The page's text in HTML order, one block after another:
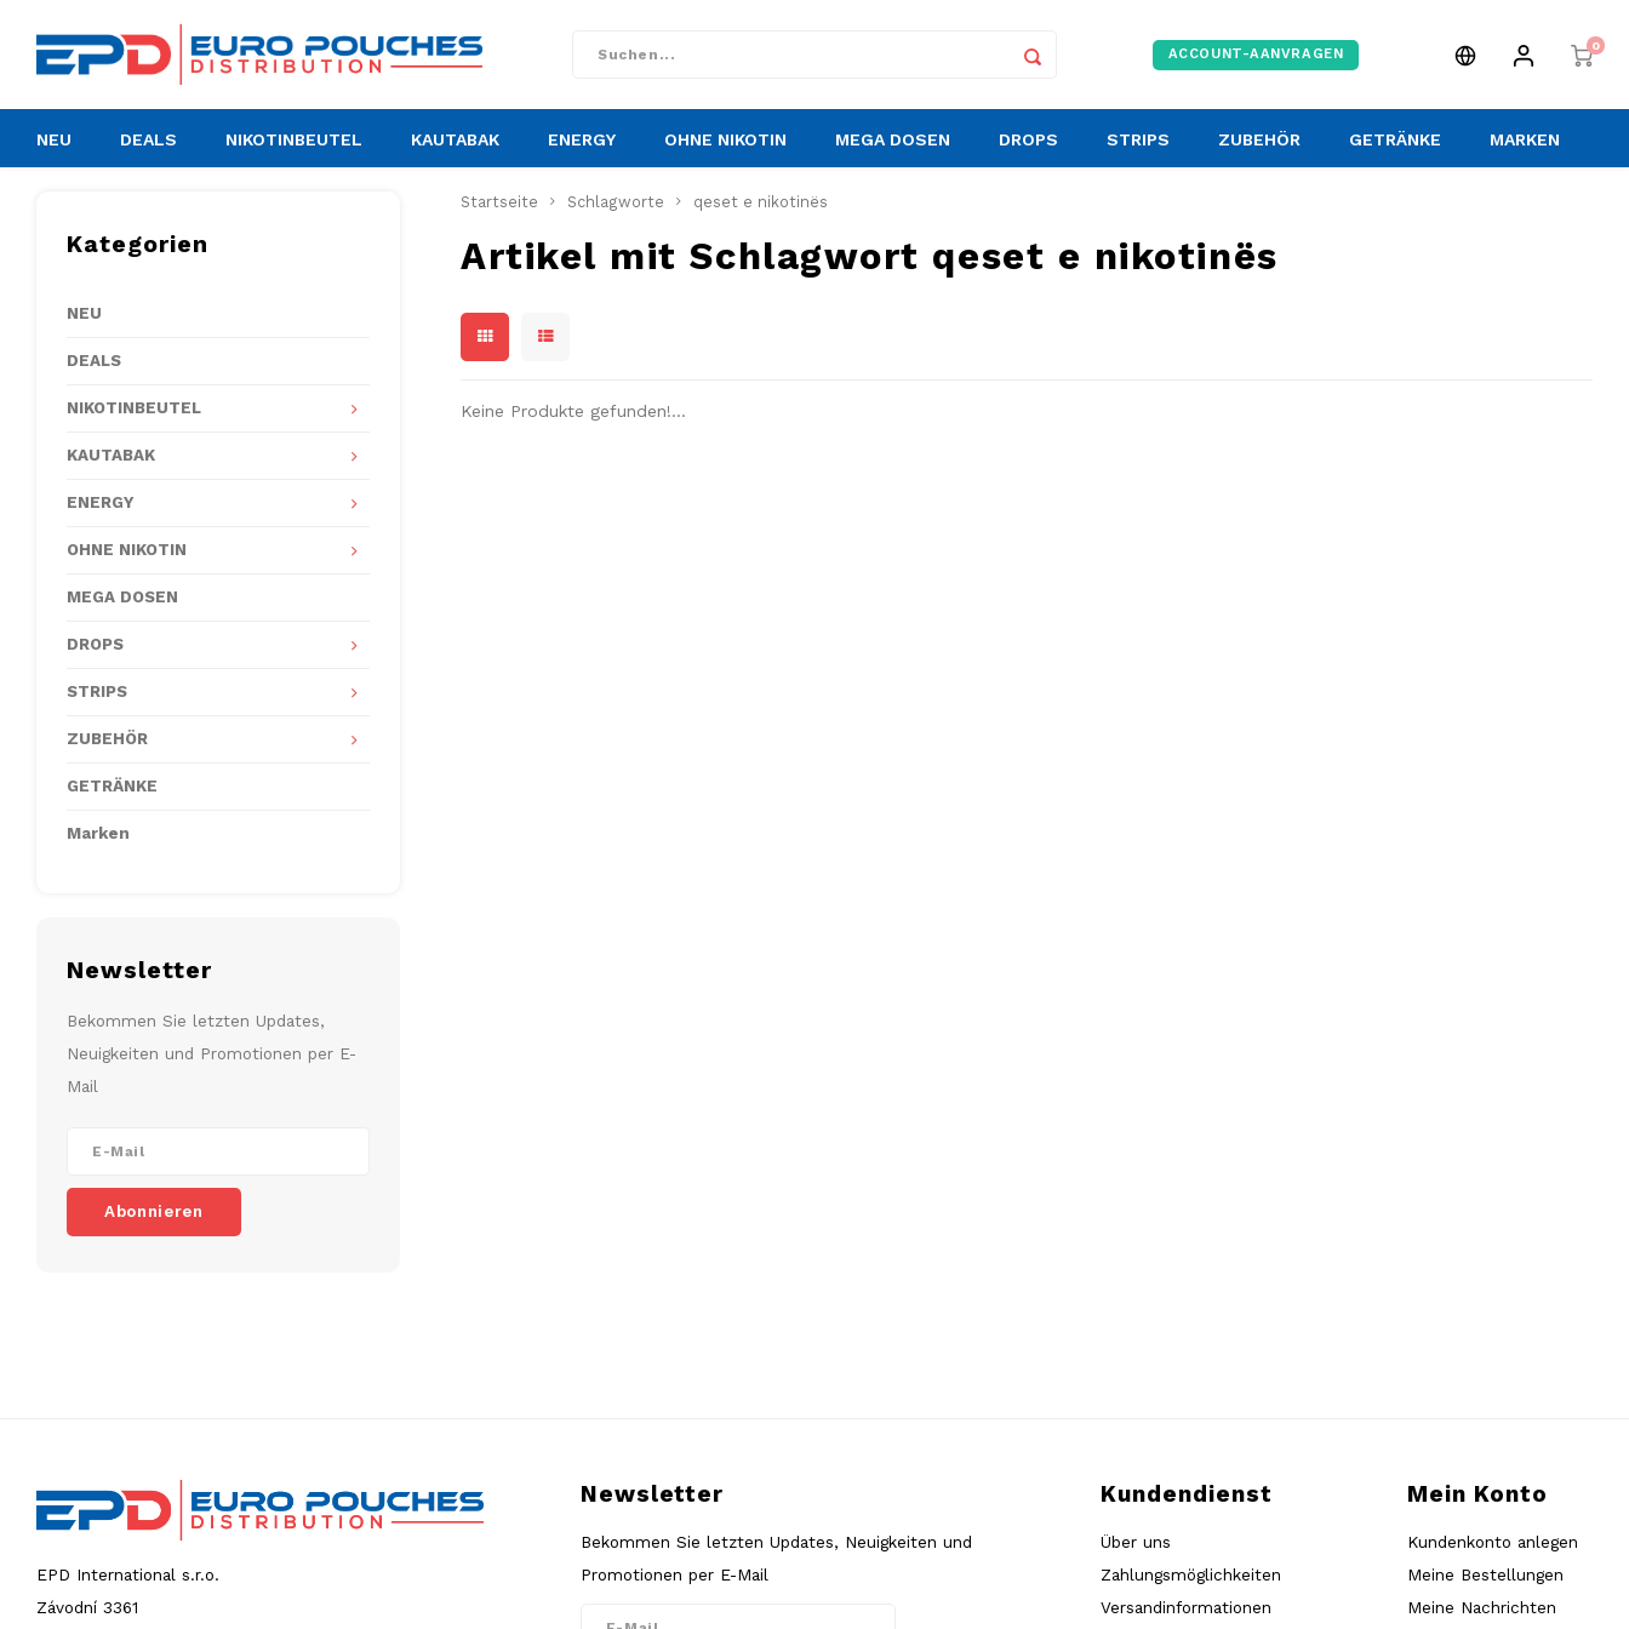
ACCOUNT-AANVRAGEN
0
NEU DEALS NIKOTINBEUTEL KAUTABAK ENERGY OHNE NIKOTIN MEGA DOSEN DROPS STRIPS ZUBEHÖR GETRÄNKE MARKEN
Kategorien
NEU
DEALS
NIKOTINBEUTEL
KAUTABAK
ENERGY
OHNE NIKOTIN
MEGA DOSEN
DROPS
STRIPS
ZUBEHÖR
GETRÄNKE
Marken
Newsletter
Bekommen Sie letzten Updates,
Neuigkeiten und Promotionen per E-
Mail
Abonnieren
Startseite Schlagworte qeset e nikotinës
Artikel mit Schlagwort qeset e nikotinës
Keine Produkte gefunden!...
EPD International s.r.o.
Závodní 3361
Newsletter
Bekommen Sie letzten Updates, Neuigkeiten und
Promotionen per E-Mail
Kundendienst
Über uns
Zahlungsmöglichkeiten
Versandinformationen
Mein Konto
Kundenkonto anlegen
Meine Bestellungen
Meine Nachrichten